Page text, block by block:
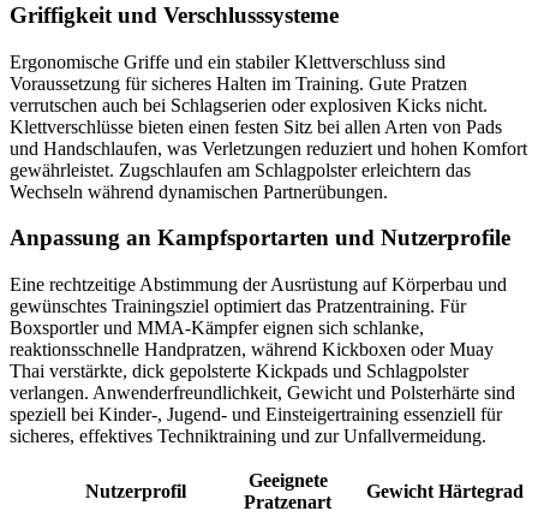
Griffigkeit und Verschlusssysteme
Ergonomische Griffe und ein stabiler Klettverschluss sind
Voraussetzung für sicheres Halten im Training. Gute Pratzen
verrutschen auch bei Schlagserien oder explosiven Kicks nicht.
Klettverschlüsse bieten einen festen Sitz bei allen Arten von Pads
und Handschlaufen, was Verletzungen reduziert und hohen Komfort
gewährleistet. Zugschlaufen am Schlagpolster erleichtern das
Wechseln während dynamischen Partnerübungen.
Anpassung an Kampfsportarten und Nutzerprofile
Eine rechtzeitige Abstimmung der Ausrüstung auf Körperbau und
gewünschtes Trainingsziel optimiert das Pratzentraining. Für
Boxsportler und MMA-Kämpfer eignen sich schlanke,
reaktionsschnelle Handpratzen, während Kickboxen oder Muay
Thai verstärkte, dick gepolsterte Kickpads und Schlagpolster
verlangen. Anwenderfreundlichkeit, Gewicht und Polsterhärte sind
speziell bei Kinder-, Jugend- und Einsteigertraining essenziell für
sicheres, effektives Techniktraining und zur Unfallvermeidung.
Nutzerprofil
Geeignete
Pratzenart
Gewicht Härtegrad